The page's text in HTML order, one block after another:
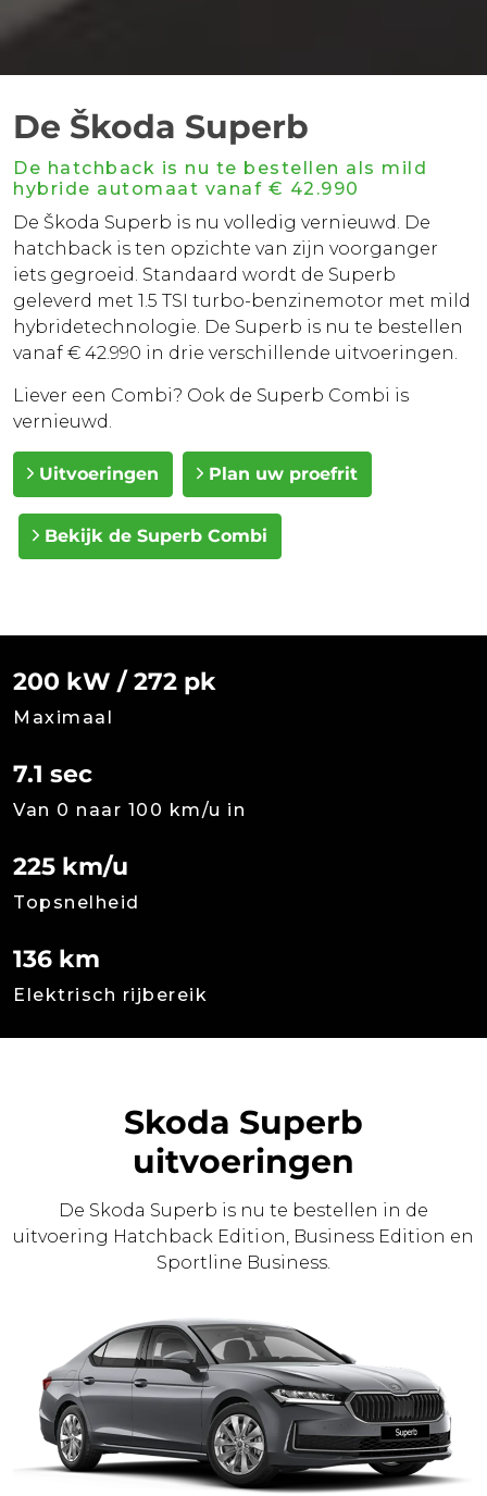
De Škoda Superb
De hatchback is nu te bestellen als mild
hybride automaat vanaf € 42.990
De Škoda Superb is nu volledig vernieuwd. De
hatchback is ten opzichte van zijn voorganger
iets gegroeid. Standaard wordt de Superb
geleverd met 1.5 TSI turbo-benzinemotor met mild
hybridetechnologie. De Superb is nu te bestellen
vanaf € 42.990 in drie verschillende uitvoeringen.
Liever een Combi? Ook de Superb Combi is
vernieuwd.
Uitvoeringen Plan uw proefrit
Bekijk de Superb Combi
200 kW / 272 pk
Maximaal
7.1 sec
Van 0 naar 100 km/u in
225 km/u
Topsnelheid
136 km
Elektrisch rijbereik
Skoda Superb
uitvoeringen
De Skoda Superb is nu te bestellen in de
uitvoering Hatchback Edition, Business Edition en
Sportline Business.